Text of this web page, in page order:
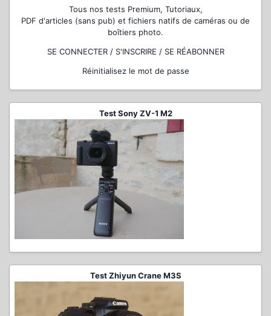
Tous nos tests Premium, Tutoriaux,
PDF d'articles (sans pub) et fichiers natifs de caméras ou de
boîtiers photo.
SE CONNECTER / S'INSCRIRE / SE RÉABONNER
Réinitialisez le mot de passe
Test Sony ZV-1 M2
Test Zhiyun Crane M3S